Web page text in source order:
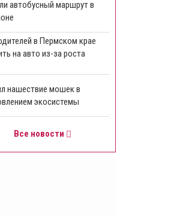
автобусный маршрут в
в Пермском крае
на авто из-за роста
нашествие мошек в
экосистемы
Все новости